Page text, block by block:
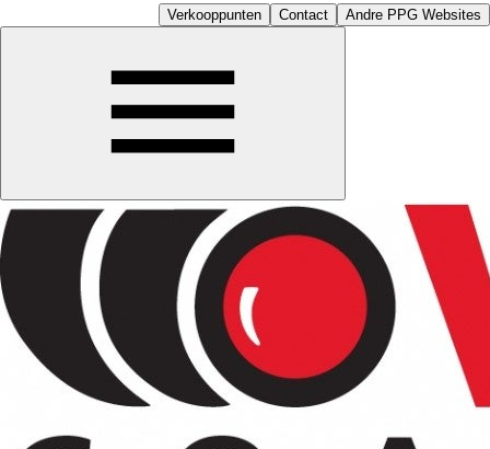
Verkooppunten Contact Andre PPG Websites